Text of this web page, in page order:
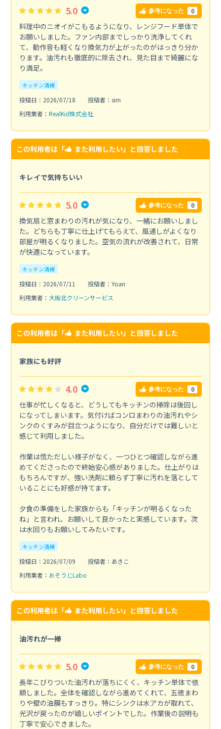
5.0 参考になった 0
料理中のニオイがこもるようになり、レンジフード単体で
お願いしました。ファン内部までしっかり洗浄してくれ
て、動作音も軽くなり換気力が上がったのがはっきり分か
ります。油汚れも徹底的に除去され、見た目まで綺麗にな
り満足。
キッチン清掃
投稿日：2026/07/18
投稿者：sim
利用業者： RealKid株式会社
この利用者は「 また利用したい」と回答しました
キレイで気持ちいい
5.0 参考になった 0
換気扇と窓まわりの汚れが気になり、一緒にお願いしまし
た。どちらも丁寧に仕上げてもらえて、風通しがよくなり
部屋が明るくなりました。空気の流れが改善されて、日常
が快適になっています。
キッチン清掃
投稿日：2026/07/11
投稿者：Yoan
利用業者： 大阪北クリーンサービス
この利用者は「 また利用したい」と回答しました
家族にも好評
4.0 参考になった 0
仕事が忙しくなると、どうしてもキッチンの掃除は後回し
になってしまいます。気付けばコンロまわりの油汚れやシ
ンクのくすみが目立つようになり、自分だけでは難しいと
感じて利用しました。
作業は慌ただしい様子がなく、一つひとつ確認しながら進
めてくださったので終始安心感がありました。仕上がりは
もちろんですが、強い洗剤に頼らず丁寧に汚れを落として
いることにも好感が持てます。
夕食の準備をした家族からも「キッチンが明るくなった
ね」と言われ、お願いして良かったと実感しています。次
は水回りもお願いしてみたいです。
キッチン清掃
投稿日：2026/07/09
投稿者：あきこ
利用業者： おそうじLabo
この利用者は「 また利用したい」と回答しました
油汚れが一掃
5.0 参考になった 0
長年こびりついた油汚れが落ちにくく、キッチン単体で依
頼しました。全体を確認しながら進めてくれて、五徳まわ
りや壁の油膜もすっきり。特にシンクは水アカが取れて、
光沢が戻ったのが嬉しいポイントでした。作業後の説明も
丁寧で安心できました。